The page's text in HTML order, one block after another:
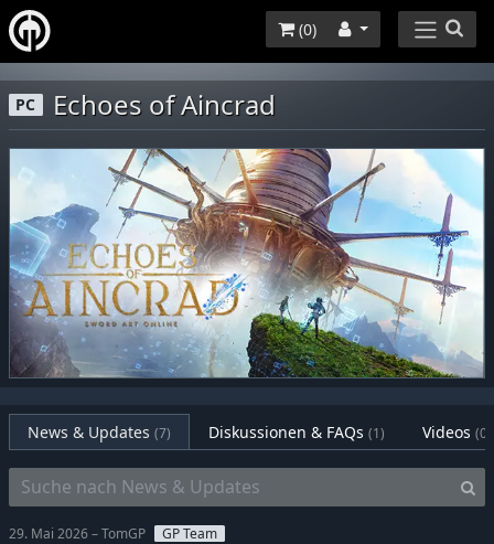
(0)
PC Echoes of Aincrad
News & Updates (7) Diskussionen & FAQs (1) Videos (0)
29. Mai 2026 – TomGP GP Team